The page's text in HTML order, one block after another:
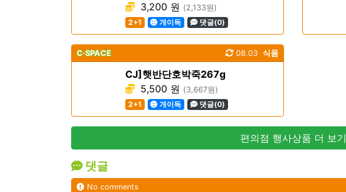
3,200 원 (2,133원)
2+1
개이득 댓글(0)
C·SPACE 식품
08.03
CJ]햇반단호박죽267g
5,500 원 (3,667원)
2+1
개이득 댓글(0)
편의점 행사상품 더 보기
댓글
No comments